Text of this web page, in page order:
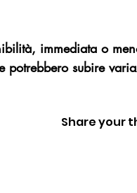
immediata o
potrebbero subire
Share your